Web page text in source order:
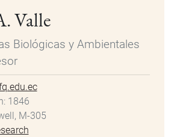
Valle
Biológicas y Ambientales
1846
M-305